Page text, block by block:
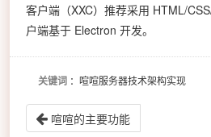
客户端（XXC）推荐采用 HTML/
户端基于 Electron 开发。
关键词 ：喧喧服务器技术架构实现
喧喧的主要功能